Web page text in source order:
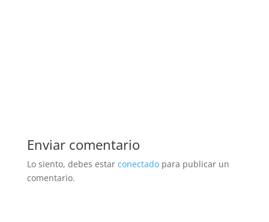
Enviar comentario
Lo siento, debes estar conectadopara publicar un
comentario.